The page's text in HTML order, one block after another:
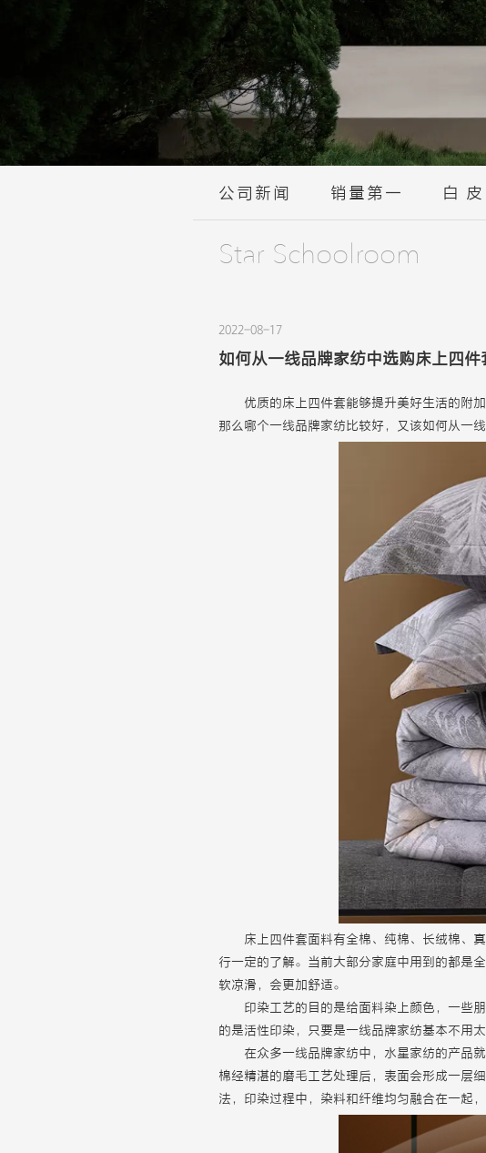
公司新闻 销量第一 白
Star Schoolroom
2022-08-17
如何从一线品牌家纺中选购床上四件
优质的床上四件套能够提升美好生活的附
那么哪个一线品牌家纺比较好，又该如何从一
床上四件套面料有全棉、纯棉、长绒棉、
行一定的了解。当前大部分家庭中用到的都是
软凉滑，会更加舒适。
印染工艺的目的是给面料染上颜色，一些
的是活性印染，只要是一线品牌家纺基本不用
在众多一线品牌家纺中，水星家纺的产品
棉经精湛的磨毛工艺处理后，表面会形成一层
法，印染过程中，染料和纤维均匀融合在一起